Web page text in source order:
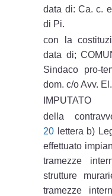
data di: Ca. c.
di Pi.
con la
data di;
Sindaco pro-
dom. c/o Avv.
IMPUTATO
della
20 lettera b)
effettuato
tramezze
strutture
tramezze